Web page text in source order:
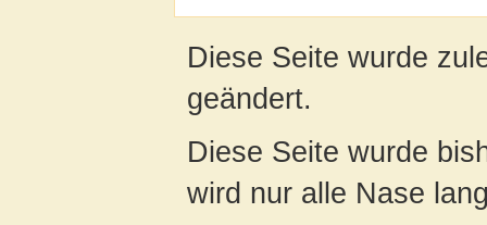
Diese Seite wurde
geändert.
Diese Seite wurde
wird nur alle Nase